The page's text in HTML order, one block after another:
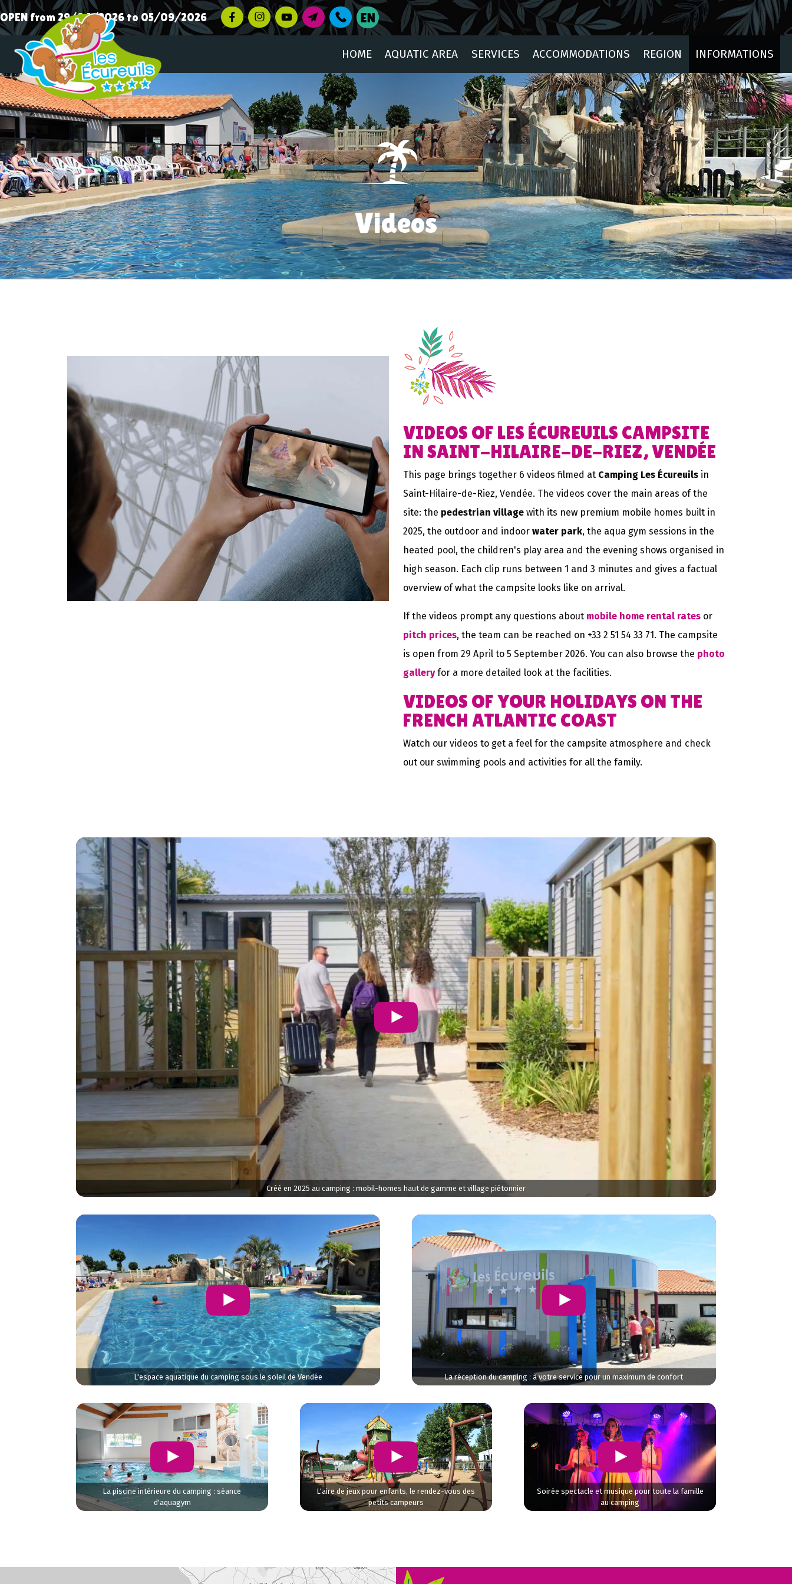
OPEN from 29/04/2026 to 05/09/2026
HOME AQUATIC AREA SERVICES ACCOMMODATIONS REGION INFORMATIONS
Videos
VIDEOS OF LES ÉCUREUILS CAMPSITE
IN SAINT-HILAIRE-DE-RIEZ, VENDÉE
This page brings together 6 videos filmed at Camping Les Écureuils in
Saint-Hilaire-de-Riez, Vendée. The videos cover the main areas of the
site: the pedestrian village with its new premium mobile homes built in
2025, the outdoor and indoor water park, the aqua gym sessions in the
heated pool, the children's play area and the evening shows organised in
high season. Each clip runs between 1 and 3 minutes and gives a factual
overview of what the campsite looks like on arrival.
If the videos prompt any questions about mobile home rental rates or
pitch prices, the team can be reached on +33 2 51 54 33 71. The campsite
is open from 29 April to 5 September 2026. You can also browse the photo
galleryfor a more detailed look at the facilities.
VIDEOS OF YOUR HOLIDAYS ON THE
FRENCH ATLANTIC COAST
Watch our videos to get a feel for the campsite atmosphere and check
out our swimming pools and activities for all the family.
Créé en 2025 au camping : mobil-homes haut de gamme et village piétonnier
L'espace aquatique du camping sous le soleil de Vendée La réception du camping : à votre service pour un maximum de confort
La piscine intérieure du camping : séance
d'aquagym
L'aire de jeux pour enfants, le rendez-vous des
petits campeurs
Soirée spectacle et musique pour toute la famille
au camping